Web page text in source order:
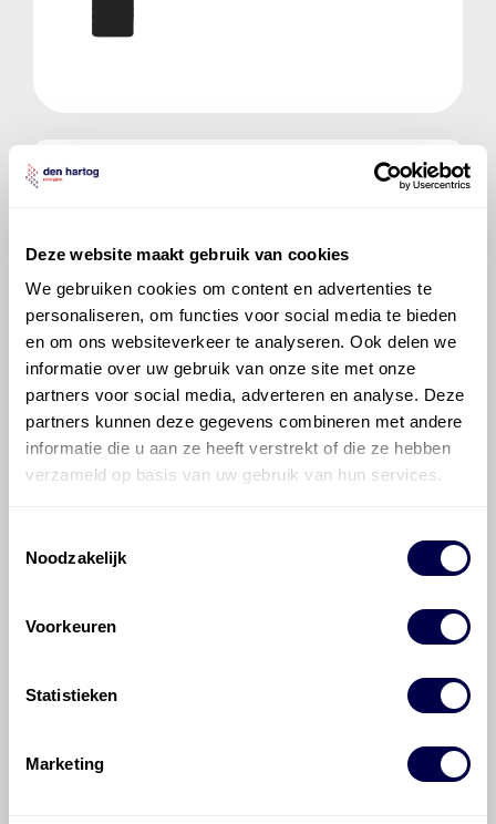
Deze website maakt gebruik van cookies
We gebruiken cookies om content en advertenties te
personaliseren, om functies voor social media te bieden
en om ons websiteverkeer te analyseren. Ook delen we
informatie over uw gebruik van onze site met onze
partners voor social media, adverteren en analyse. Deze
partners kunnen deze gegevens combineren met andere
informatie die u aan ze heeft verstrekt of die ze hebben
verzameld op basis van uw gebruik van hun services.
Noodzakelijk
Voorkeuren
Statistieken
Marketing
Veelgestelde vragen over
Welke motorolie adviseert Den Hartog
voor de Opel Vectra C Vectra C 2.2 16V
Hoeveel motorolie gaat er in een Opel
Vectra C?
Hoe vaak moet de motorolie ververst